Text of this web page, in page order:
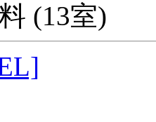
(13室)